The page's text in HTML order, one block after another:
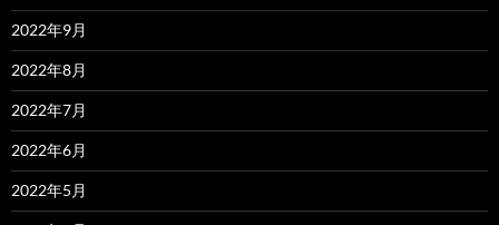
2022年9月
2022年8月
2022年7月
2022年6月
2022年5月